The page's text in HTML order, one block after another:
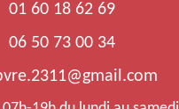
01 60 18 62 69
06 50 73 00 34